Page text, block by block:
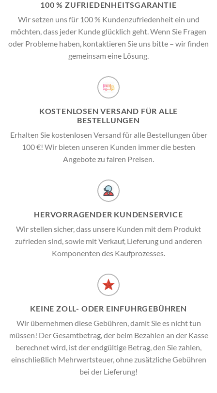
100 % ZUFRIEDENHEITSGARANTIE
Wir setzen uns für 100 % Kundenzufriedenheit ein und
möchten, dass jeder Kunde glücklich geht. Wenn Sie Fragen
oder Probleme haben, kontaktieren Sie uns bitte – wir finden
gemeinsam eine Lösung.
KOSTENLOSEN VERSAND FÜR ALLE
BESTELLUNGEN
Erhalten Sie kostenlosen Versand für alle Bestellungen über
100 €! Wir bieten unseren Kunden immer die besten
Angebote zu fairen Preisen.
HERVORRAGENDER KUNDENSERVICE
Wir stellen sicher, dass unsere Kunden mit dem Produkt
zufrieden sind, sowie mit Verkauf, Lieferung und anderen
Komponenten des Kaufprozesses.
KEINE ZOLL- ODER EINFUHRGEBÜHREN
Wir übernehmen diese Gebühren, damit Sie es nicht tun
müssen! Der Gesamtbetrag, der beim Bezahlen an der Kasse
berechnet wird, ist der endgültige Betrag, den Sie zahlen,
einschließlich Mehrwertsteuer, ohne zusätzliche Gebühren
bei der Lieferung!